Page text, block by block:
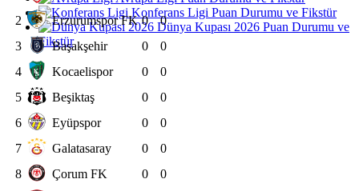
Konferans Ligi Puan Durumu ve Fikstür
Dünya Kupası 2026 Puan Durumu ve
Fikstür
2
Erzurumspor FK 0
0
3
Başakşehir 0
0
4
Kocaelispor 0
0
5
Beşiktaş 0
0
6
Eyüpspor 0
0
7
Galatasaray 0
0
8
Çorum FK 0
0